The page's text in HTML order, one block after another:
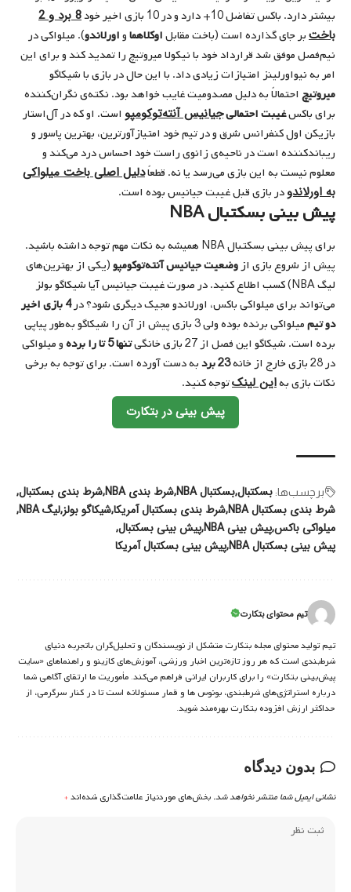
بیشتر دارد. باکس تفاضل 10+ دارد و در 10 بازی اخیر خود
8 برد و 2
باختبر جای گذارده است (باخت مقابلاوکلاهماواورلاندو). میلواکی در
نیم‌فصل موفق شد قرارداد خود با نیکولا میروتیچ را تمدید کند و برای این
امر به نیواورلینز امتیازات زیادی داد. با این حال در بازی با شیکاگو
میروتیچ احتمالاً به دلیل مصدومیت غایب خواهد بود. نکته‌ی نگران‌کننده
برای باکسغیبت احتمالیجیانیس آنته‌‌توکومپو است. او که در آل‌استار
بازیکن اول کنفرانس شرق و در تیم خود امتیازآورترین، بهترین پاسور و
ریباندکننده است در ناحیه‌ی زانوی راست خود احساس درد می‌کند و
معلوم نیست به این بازی می‌رسد یا نه. قطعاًدلیل اصلی باخت میلواکی
به اورلاندودر بازی قبل غیبت جیانیس بوده است.
پیش بینی بسکتبال NBA
برای پیش بینی بسکتبال NBA همیشه به نکات مهم توجه داشته باشید.
پیش از شروع بازی ازوضعیت جیانیس آنته‌‌توکومپو(یکی از بهترین‌های
لیگ NBA) کسب اطلاع کنید. در صورت غیبت جیانیس آیا شیکاگو بولز
می‌تواند برای میلواکی باکس، اورلاندو مجیک دیگری شود؟ در 4 بازی اخیر
دو تیم
میلواکی برنده بوده ولی 3 بازی پیش از آن را شیکاگو به‌طور پیاپی
برده است. شیکاگو این فصل از 27 بازی خانگی
تنها 5 تا را برده
و میلواکی
در 28 بازی خارج از خانه
23 برد
به دست آورده است. برای توجه به برخی
نکات بازی بهاین لینکتوجه کنید.
پیش بینی در بتکارت
برچسب‌‌ها: بسکتبالبسکتبال‌ NBA شرط بندی NBA
شرط بندی بسکتبال
شرط بندی بسکتبال NBA
شرط بندی بسکتبال آمریکاشیکاگو بولزلیگ NBA
میلواکی باکسپیش بینی NBA
پیش بینی بسکتبال
پیش بینی بسکتبال NBA
پیش بینی بسکتبال آمریکا
تیم محتوای بتکارت
تیم تولید محتوای مجله بتکارت متشکل از نویسندگان و تحلیل‌گران باتجربه دنیای
شرط‌بندی است که هر روز تازه‌ترین اخبار ورزشی، آموزش‌های کازینو و راهنماهای «سایت
پیش‌بینی بتکارت» را برای کاربران ایرانی فراهم می‌کند. مأموریت ما ارتقای آگاهی شما
درباره استراتژی‌های شرطبندی، بونوس ها و قمار مسئولانه است تا در کنار سرگرمی، از
حداکثر ارزش افزوده بتکارت بهره‌مند شوید.
بدون دیدگاه
نشانی ایمیل شما منتشر نخواهد شد. بخش‌های موردنیاز علامت‌گذاری شده‌اند*